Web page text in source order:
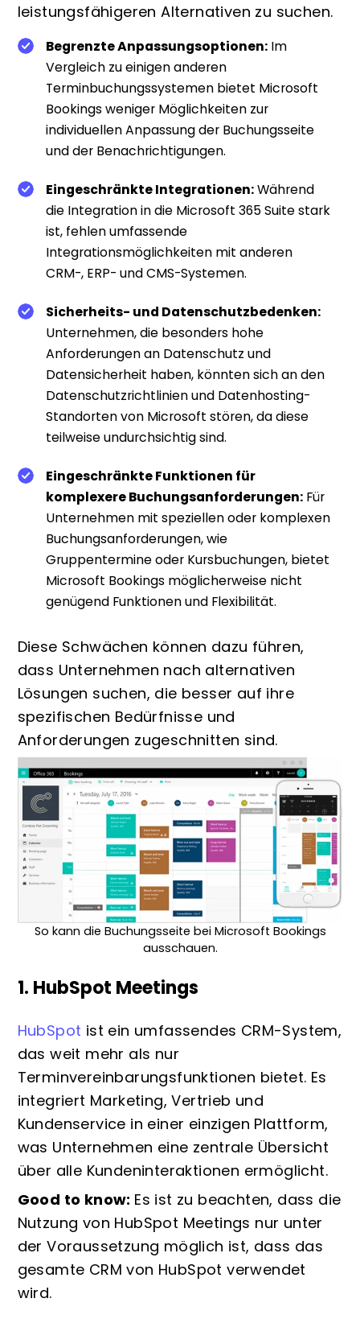
leistungsfähigeren Alternativen zu suchen.
Begrenzte Anpassungsoptionen:Im
Vergleich zu einigen anderen
Terminbuchungssystemen bietet Microsoft
Bookings weniger Möglichkeiten zur
individuellen Anpassung der Buchungsseite
und der Benachrichtigungen.
Eingeschränkte Integrationen:Während
die Integration in die Microsoft 365 Suite stark
ist, fehlen umfassende
Integrationsmöglichkeiten mit anderen
CRM-, ERP- und CMS-Systemen.
Sicherheits- und Datenschutzbedenken:
Unternehmen, die besonders hohe
Anforderungen an Datenschutz und
Datensicherheit haben, könnten sich an den
Datenschutzrichtlinien und Datenhosting-
Standorten von Microsoft stören, da diese
teilweise undurchsichtig sind.
Eingeschränkte Funktionen für
komplexere Buchungsanforderungen:Für
Unternehmen mit speziellen oder komplexen
Buchungsanforderungen, wie
Gruppentermine oder Kursbuchungen, bietet
Microsoft Bookings möglicherweise nicht
genügend Funktionen und Flexibilität.
Diese Schwächen können dazu führen,
dass Unternehmen nach alternativen
Lösungen suchen, die besser auf ihre
spezifischen Bedürfnisse und
Anforderungen zugeschnitten sind.
So kann die Buchungsseite bei Microsoft Bookings
ausschauen.
1. HubSpot Meetings
HubSpot ist ein umfassendes CRM-System,
das weit mehr als nur
Terminvereinbarungsfunktionen bietet. Es
integriert Marketing, Vertrieb und
Kundenservice in einer einzigen Plattform,
was Unternehmen eine zentrale Übersicht
über alle Kundeninteraktionen ermöglicht.
Good to know: Es ist zu beachten, dass die
Nutzung von HubSpot Meetings nur unter
der Voraussetzung möglich ist, dass das
gesamte CRM von HubSpot verwendet
wird.